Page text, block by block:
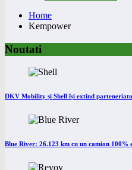
Home
Kempower
Noutati
DKV Mobility și Shell își extind
Blue River: 26.123 km cu un camion